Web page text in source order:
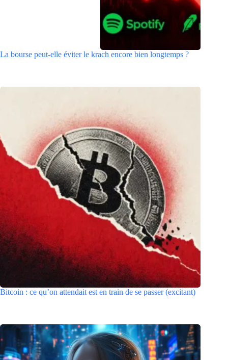
La bourse peut-elle éviter le krach encore bien longtemps ?
Bitcoin : ce qu’on attendait est en train de se passer (excitant)